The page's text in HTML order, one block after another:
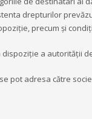
drepturilor
precum și
a autorității
pot adresa către